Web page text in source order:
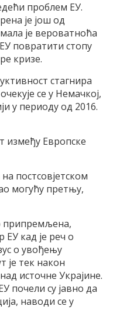
проблем ЕУ.
је још од
је вероватноћа
повратити стопу
кризе.
стагнира
се у Немачкој,
у периоду од 2016.
између Европске
постсовјетском
могућу претњу,
припремљена,
ЕУ кад је реч о
о увођењу
је тек након
источне Украјине.
почели су јавно да
наводи се у